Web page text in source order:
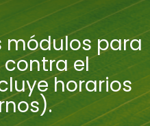
módulos para
el
horarios